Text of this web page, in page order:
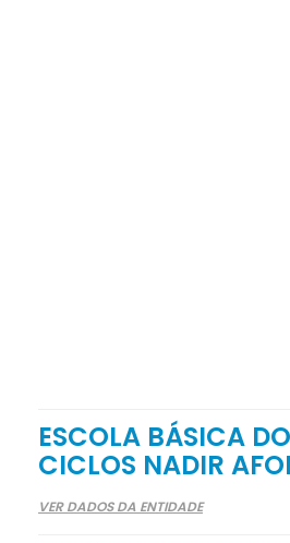
ESCOLA BÁSICA
CICLOS NADIR
VER DADOS DA ENTIDADE